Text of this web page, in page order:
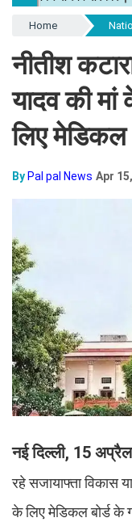
Home
नीतीश
यादव की
लिए मेडिकल
By Pal pal News Apr
नई दिल्ली, 15
रहे सजायाफ्ता विकास
के लिए मेडिकल बोर्ड के